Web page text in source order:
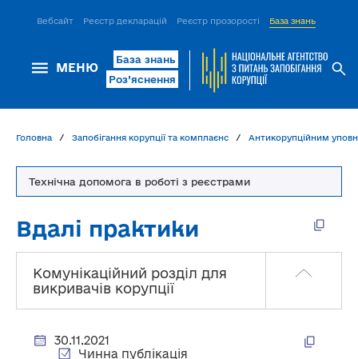
Вебсайт Реєстр декларацій Реєстр прозорості База знань
МЕНЮ
База знань
Роз’яснення
Головна Запобігання корупції та комплаєнс Антикорупційним
Технічна допомога в роботі з реєстрами
Вдалі практики
Комунікаційний розділ для
викривачів корупції
30.11.2021
Чинна публікація